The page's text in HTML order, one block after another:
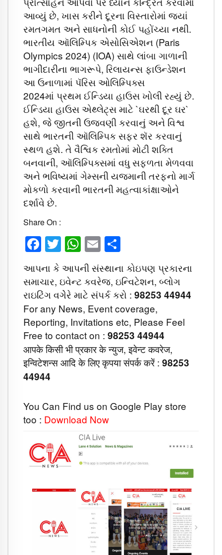
આવ્યું છે, ખાસ કરીને દૂરના વિસ્તારોમાં જ્યાં
રમતગમત અને સાધનોની કોઈ પહોંચ્યા નથી.
ભારતીય ઑલિમ્પિક એસોસિએશન (Paris
Olympics 2024) (IOA) સાથે લાંબા ગાળાની
ભાગીદારીના ભાગરૂપે, રિલાયન્સ ફાઉન્ડેશન
આ ઉનાળામાં પૅરિસ ઓલિમ્પિક્સ
2024માં પ્રથમ ઈન્ડિયા હાઉસ ખોલી રહ્યું છે.
ઈન્ડિયા હાઉસ એથ્લેટ્સ માટે `ઘરથી દૂર ઘર`
હશે, જે જીતની ઉજવણી કરવાનું અને વિશ્વ
સાથે ભારતની ઑલિમ્પિક સફર શૅર કરવાનું
સ્થળ હશે. તે વૈશ્વિક રમતોમાં મોટી શક્તિ
બનવાની, ઑલિમ્પિક્સમાં વધુ સફળતા મેળવવા
અને ભવિષ્યમાં ગેમ્સની યજમાની તરફનો માર્ગ
મોકળો કરવાની ભારતની મહત્વાકાંક્ષાઓને
દર્શાવે છે.
Share On :
Facebook
Twitter
WhatsApp
Email
આપના કે આપની સંસ્થાના કોઇપણ પ્રકારના
સમાચાર, ઇવેન્ટ કવરેજ, ઇન્વિટેશન, બ્લોગ
રાઇટિંગ વગેેરે માટે સંપર્ક કરો : 98253 44944
For any News, Event coverage,
Reporting, Invitations etc, Please Feel
Free to contact on : 98253 44944
आपके किसी भी प्रकार के न्युज, इवेन्ट कवरेज,
इन्विटेशन्स आदि के लिए कृपया संपर्क करें : 98253
44944
You Can Find us on Google Play store
too : Download Now